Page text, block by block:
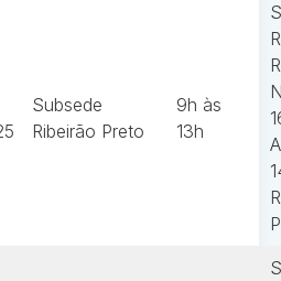
Subsede
Ribeirão Preto
9h às
13h